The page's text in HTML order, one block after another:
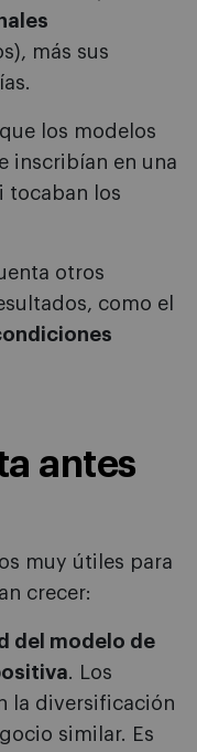
más sus
los modelos
inscribían en una
tocaban los
otros
como el
antes
muy útiles para
crecer:
del modelo de
. Los
la diversificación
similar. Es